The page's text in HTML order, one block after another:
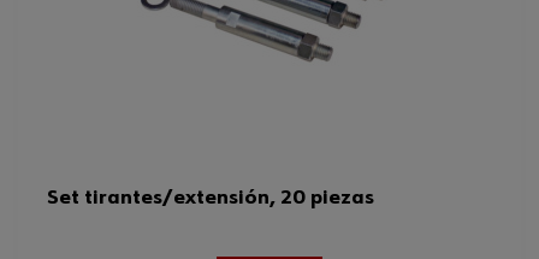
Set tirantes/extensión, 20 piezas